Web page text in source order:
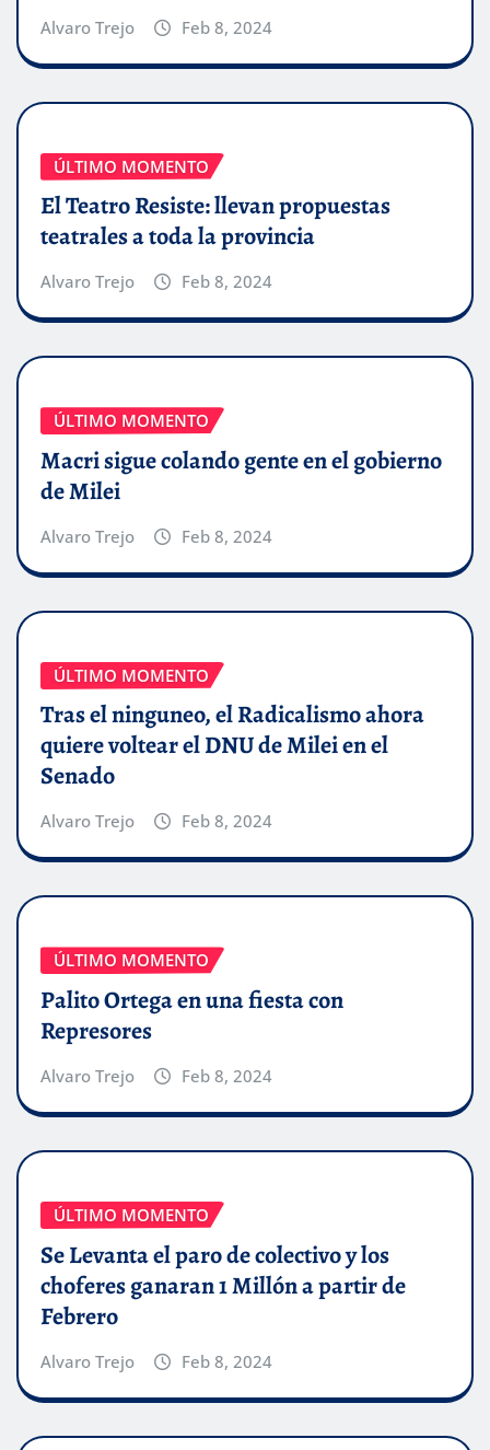
Alvaro Trejo Feb 8, 2024
ÚLTIMO MOMENTO
El Teatro Resiste: llevan propuestas
teatrales a toda la provincia
Alvaro Trejo Feb 8, 2024
ÚLTIMO MOMENTO
Macri sigue colando gente en el gobierno
de Milei
Alvaro Trejo Feb 8, 2024
ÚLTIMO MOMENTO
Tras el ninguneo, el Radicalismo ahora
quiere voltear el DNU de Milei en el
Senado
Alvaro Trejo Feb 8, 2024
ÚLTIMO MOMENTO
Palito Ortega en una fiesta con
Represores
Alvaro Trejo Feb 8, 2024
ÚLTIMO MOMENTO
Se Levanta el paro de colectivo y los
choferes ganaran 1 Millón a partir de
Febrero
Alvaro Trejo Feb 8, 2024